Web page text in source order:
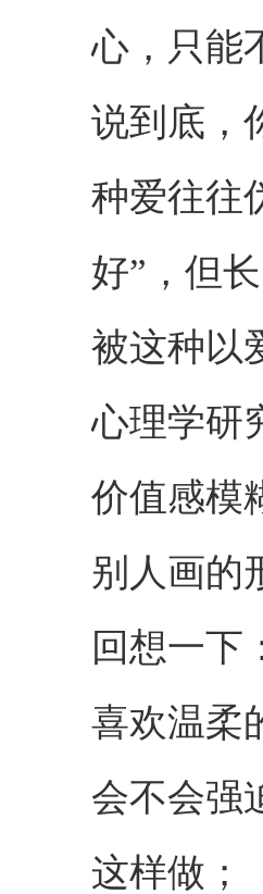
心，只能
说到底，
种爱往往
好”，但
被这种以
心理学研
价值感模
别人画的
回想一下
喜欢温柔
会不会强
这样做；